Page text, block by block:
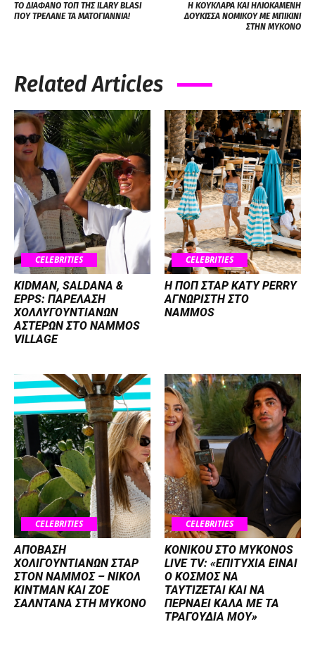
ΤΟ ΔΙΑΦΑΝΟ ΤΟΠ ΤΗΣ ILARY BLASI
ΠΟΥ ΤΡΕΛΑΝΕ ΤΑ ΜΑΤΟΓΙΑΝΝΙΑ!
Η ΚΟΥΚΛΑΡΑ ΚΑΙ ΗΛΙΟΚΑΜΕΝΗ
ΔΟΥΚΙΣΣΑ ΝΟΜΙΚΟΥ ΜΕ ΜΠΙΚΙΝΙ
ΣΤΗΝ ΜΥΚΟΝΟ
Related Articles
CELEBRITIES
KIDMAN, SALDANA &
EPPS: ΠΑΡΕΛΑΣΗ
ΧΟΛΛΥΓΟΥΝΤΙΑΝΩΝ
ΑΣΤΕΡΩΝ ΣΤΟ NAMMOS
VILLAGE
CELEBRITIES
H ΠΟΠ ΣΤΑΡ KATY PERRY
ΑΓΝΩΡΙΣΤΗ ΣΤΟ
NAMMOS
CELEBRITIES
ΑΠΟΒΑΣΗ
ΧΟΛΙΓΟΥΝΤΙΑΝΩΝ ΣΤΑΡ
ΣΤΟΝ NΑΜΜΟΣ – ΝΙΚΟΛ
ΚΙΝΤΜΑΝ ΚΑΙ ΖΟΕ
ΣΑΛΝΤΑΝΑ ΣΤΗ ΜΥΚΟΝΟ
CELEBRITIES
KONIKOU ΣΤΟ MYKONOS
LIVE TV: «ΕΠΙΤΥΧΙΑ ΕΙΝΑΙ
Ο ΚΟΣΜΟΣ ΝΑ
ΤΑΥΤΙΖΕΤΑΙ KAI ΝΑ
ΠΕΡΝΑΕΙ ΚΑΛΑ ΜΕ ΤΑ
ΤΡΑΓΟΥΔΙΑ ΜΟΥ»